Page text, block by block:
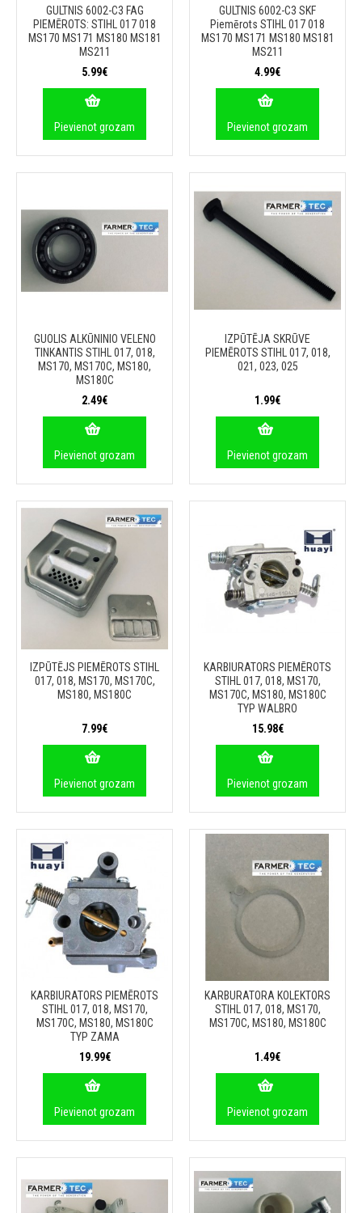
GULTNIS 6002-C3 FAG
PIEMĒROTS: STIHL 017 018
MS170 MS171 MS180 MS181
MS211
5.99€
Pievienot grozam
GULTNIS 6002-C3 SKF
Piemērots STIHL 017 018
MS170 MS171 MS180 MS181
MS211
4.99€
Pievienot grozam
GUOLIS ALKŪNINIO VELENO
TINKANTIS STIHL 017, 018,
MS170, MS170C, MS180,
MS180C
2.49€
Pievienot grozam
IZPŪTĒJA SKRŪVE
PIEMĒROTS STIHL 017, 018,
021, 023, 025
1.99€
Pievienot grozam
IZPŪTĒJS PIEMĒROTS STIHL
017, 018, MS170, MS170C,
MS180, MS180C
7.99€
Pievienot grozam
KARBIURATORS PIEMĒROTS
STIHL 017, 018, MS170,
MS170C, MS180, MS180C
TYP WALBRO
15.98€
Pievienot grozam
KARBIURATORS PIEMĒROTS
STIHL 017, 018, MS170,
MS170C, MS180, MS180C
TYP ZAMA
19.99€
Pievienot grozam
KARBURATORA KOLEKTORS
STIHL 017, 018, MS170,
MS170C, MS180, MS180C
1.49€
Pievienot grozam